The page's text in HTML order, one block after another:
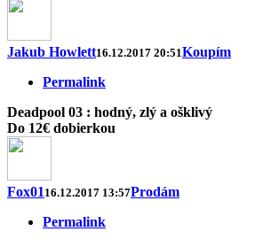
Jakub Howlett16.12.2017 20:51Koupím
Permalink
Deadpool 03 : hodný, zlý a ošklivý
Do 12€ dobierkou
Fox01 16.12.2017 13:57Prodám
Permalink